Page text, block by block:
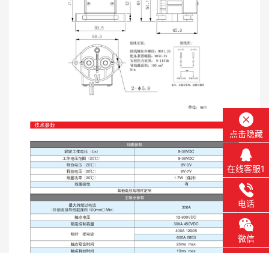
点击隐藏
在线客服1
电话
微信